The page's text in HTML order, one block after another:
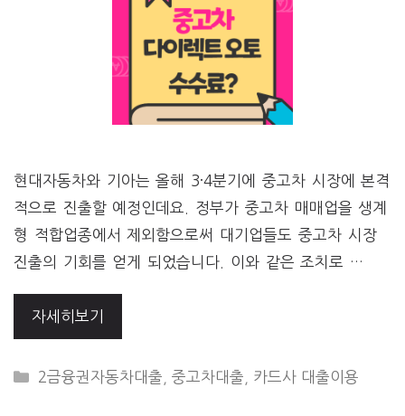
현대자동차와 기아는 올해 3·4분기에 중고차 시장에 본격
적으로 진출할 예정인데요. 정부가 중고차 매매업을 생계
형 적합업종에서 제외함으로써 대기업들도 중고차 시장
진출의 기회를 얻게 되었습니다. 이와 같은 조치로 …
자세히보기
CATEGORIES
2금융권자동차대출 ,중고차대출 카드사 대출이용